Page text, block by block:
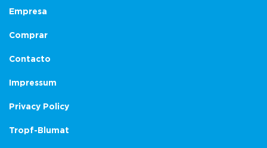
Empresa
Comprar
Contacto
Impressum
Privacy Policy
Tropf-Blumat